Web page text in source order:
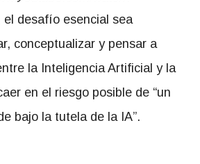
el desafío esencial sea
conceptualizar y pensar a
la Inteligencia Artificial y la
en el riesgo posible de “un
bajo la tutela de la IA”.